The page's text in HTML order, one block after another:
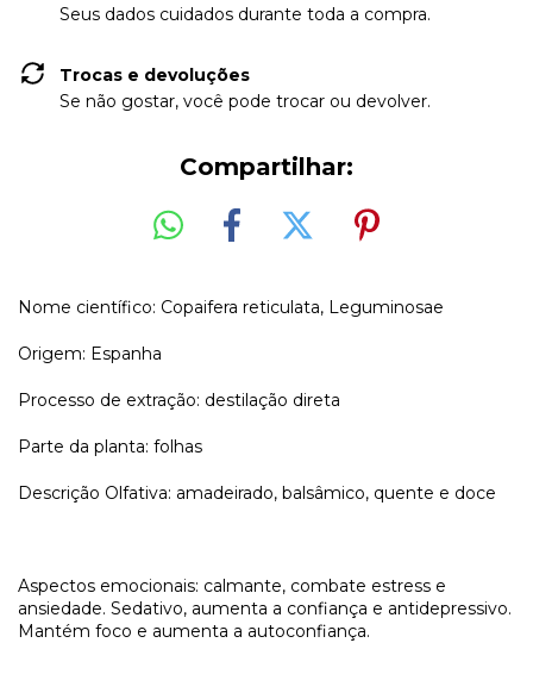
Seus dados cuidados durante toda a compra.
Trocas e devoluções
Se não gostar, você pode trocar ou devolver.
Compartilhar:
Nome científico: Copaifera reticulata, Leguminosae
Origem: Espanha
Processo de extração: destilação direta
Parte da planta: folhas
Descrição Olfativa: amadeirado, balsâmico, quente e doce
Aspectos emocionais: calmante, combate estress e
ansiedade. Sedativo, aumenta a confiança e antidepressivo.
Mantém foco e aumenta a autoconfiança.